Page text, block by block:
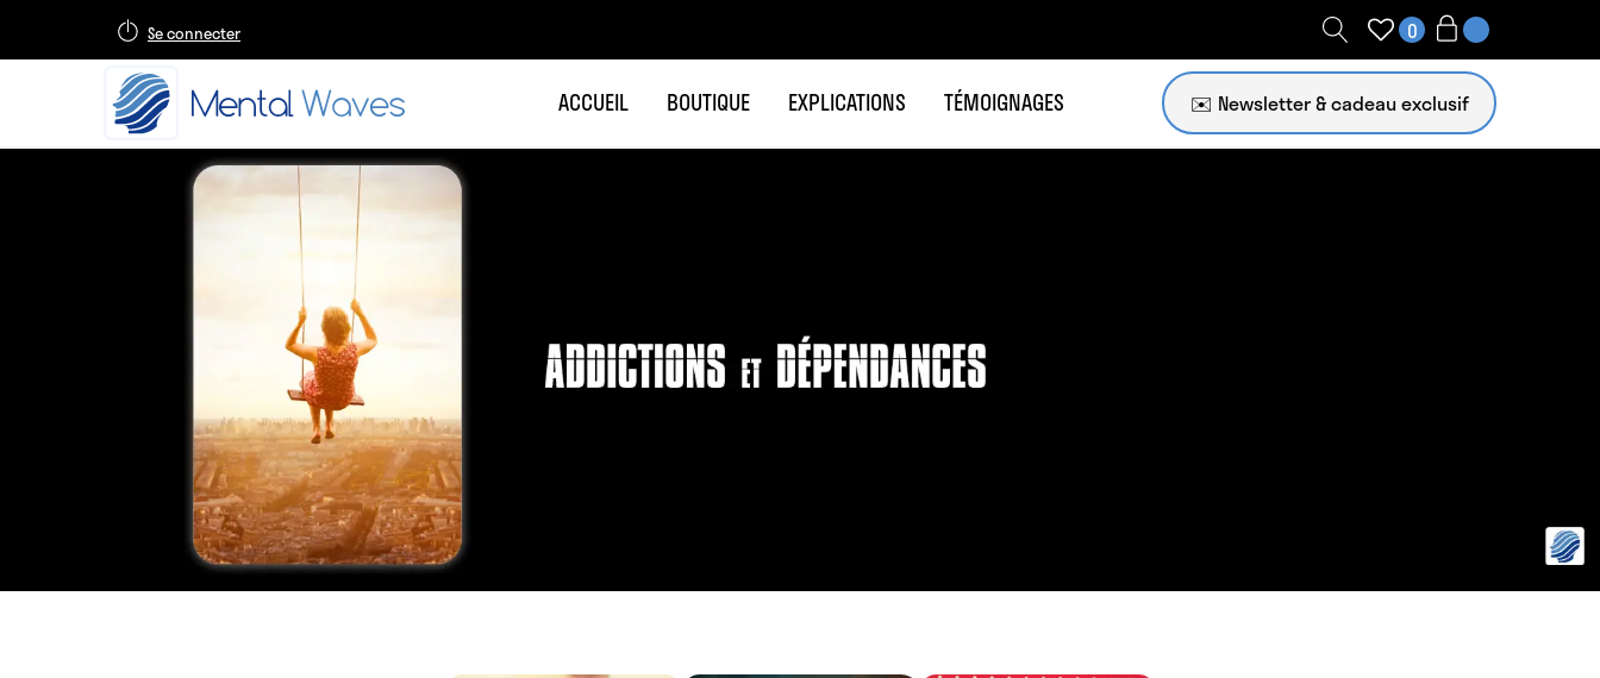
Se connecter 0
ACCUEIL BOUTIQUE EXPLICATIONS TÉMOIGNAGES ✉️ Newsletter